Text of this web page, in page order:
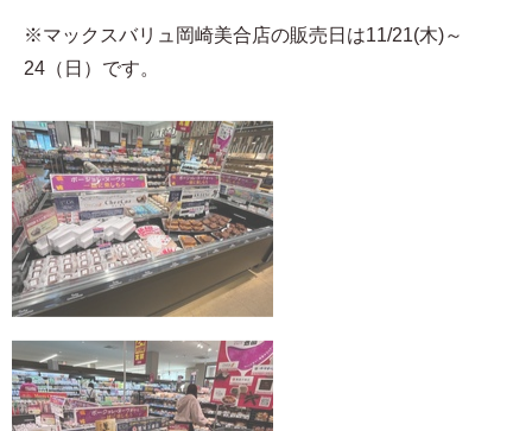
※マックスバリュ岡崎美合店の販売日は11/21(木)～
24（日）です。